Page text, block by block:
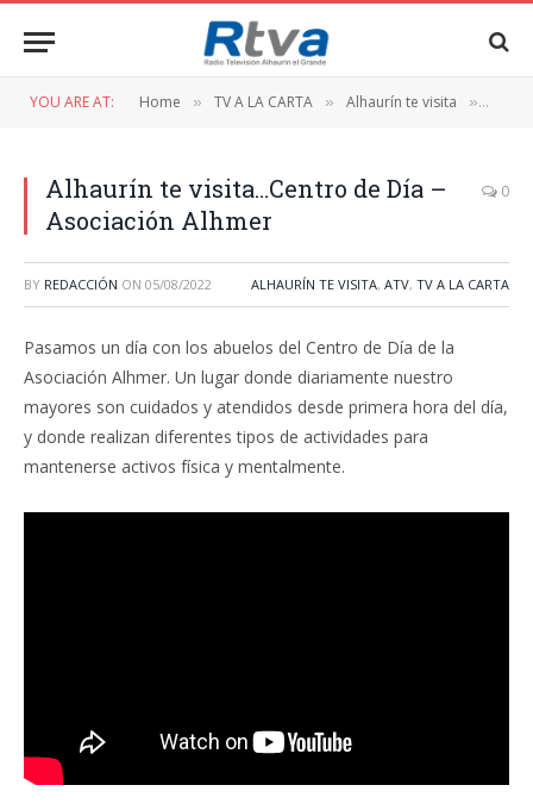
YOU ARE AT: Home » TV A LA CARTA » Alhaurín te visita »
Alhaurín te visita…Centro de Día –
Asociación Alhmer
0
BY REDACCIÓN ON 05/08/2022 ALHAURÍN TE VISITA, ATV, TV A LA CARTA
Pasamos un día con los abuelos del Centro de Día de la
Asociación Alhmer. Un lugar donde diariamente nuestro
mayores son cuidados y atendidos desde primera hora del día,
y donde realizan diferentes tipos de actividades para
mantenerse activos física y mentalmente.